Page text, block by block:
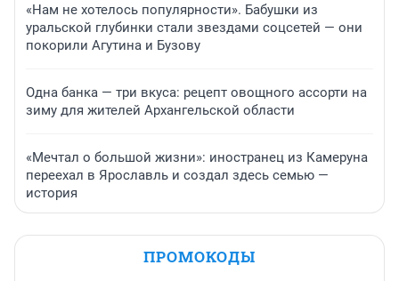
«Нам не хотелось популярности». Бабушки из
уральской глубинки стали звездами соцсетей — они
покорили Агутина и Бузову
Одна банка — три вкуса: рецепт овощного ассорти на
зиму для жителей Архангельской области
«Мечтал о большой жизни»: иностранец из Камеруна
переехал в Ярославль и создал здесь семью —
история
ПРОМОКОДЫ